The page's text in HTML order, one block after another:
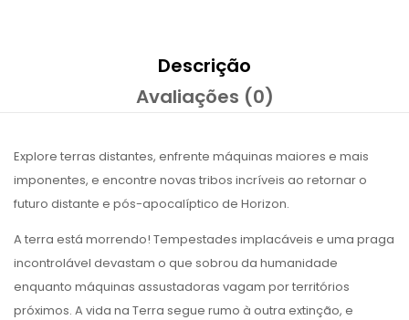
Descrição
Avaliações (0)
Explore terras distantes, enfrente máquinas maiores e mais
imponentes, e encontre novas tribos incríveis ao retornar o
futuro distante e pós-apocalíptico de Horizon.
A terra está morrendo! Tempestades implacáveis e uma praga
incontrolável devastam o que sobrou da humanidade
enquanto máquinas assustadoras vagam por territórios
próximos. A vida na Terra segue rumo à outra extinção, e